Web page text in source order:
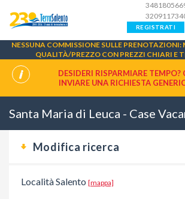
REGISTRATI
NESSUNA COMMISSIONE SULLE
QUALITÀ/PREZZO CON PREZZI CHIARI E
DESIDERI RISPARMIARE TEMPO?
INVIARE UNA RICHIESTA
Santa Maria di Leuca - Case
Modifica ricerca
Località Salento [mappa]